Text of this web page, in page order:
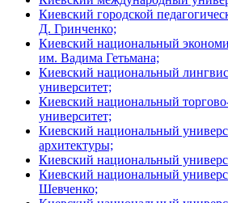
Киевский городской
Д. Гринченко;
Киевский национальный
им. Вадима Гетьмана;
Киевский национальный
университет;
Киевский национальный
университет;
Киевский национальный
архитектуры;
Киевский национальный
Киевский национальный
Шевченко;